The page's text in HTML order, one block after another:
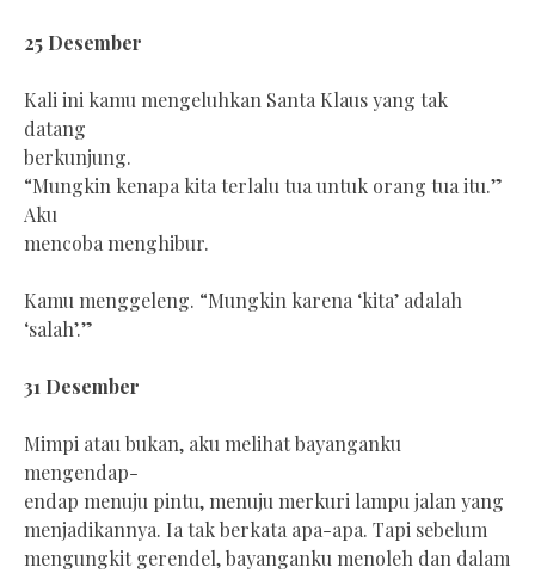
25 Desember
Kali ini kamu mengeluhkan Santa Klaus yang tak
datang
berkunjung.
“Mungkin kenapa kita terlalu tua untuk orang tua itu.”
Aku
mencoba menghibur.
Kamu menggeleng. “Mungkin karena ‘kita’ adalah
‘salah’.”
31 Desember
Mimpi atau bukan, aku melihat bayanganku
mengendap-
endap menuju pintu, menuju merkuri lampu jalan yang
menjadikannya. Ia tak berkata apa-apa. Tapi sebelum
mengungkit gerendel, bayanganku menoleh dan dalam